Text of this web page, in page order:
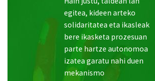
mekanismo
kolaboratzailea da.
Metodo honek oinarritzat
du ikasleen arteko
interakzioa. Ikasleak 3-5
pertsonakoak izan ohi diren